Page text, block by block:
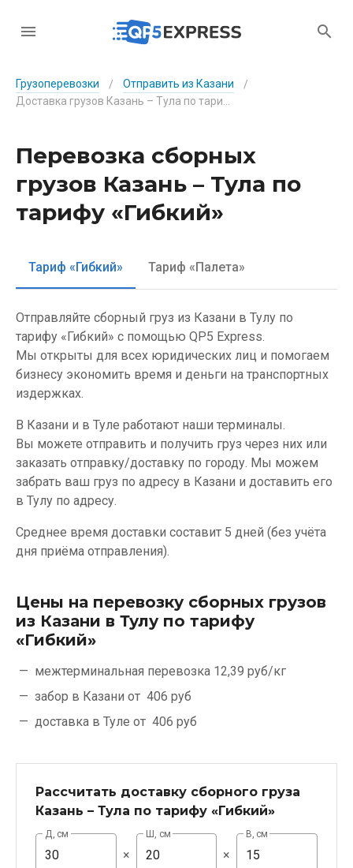
Грузоперевозки / Отправить из Казани
/
Перевозка сборных
грузов Казань – Тула по
тарифу «Гибкий»
Тариф «Гибкий» Тариф «Палета»
Отправляйте сборный груз из Казани в Тулу по
тарифу «Гибкий» с помощью QP5 Express.
Мы открыты для всех юридических лиц и помогаем
бизнесу экономить время и деньги на транспортных
издержках.
В Казани и в Туле работают наши терминалы.
Вы можете отправить и получить груз через них или
заказать отправку/доставку по городу. Мы можем
забрать ваш груз по адресу в Казани и доставить его
в Тулу по адресу.
Среднее время доставки составит 5 дней (без учёта
дня приёма отправления).
Цены на перевозку сборных грузов
из Казани в Тулу по тарифу
«Гибкий»
межтерминальная перевозка 12,39 руб/кг
забор в Казани от 406 руб
доставка в Туле от 406 руб
Рассчитать доставку сборного груза
Казань – Тула по тарифу «Гибкий»
Д, см
×
Ш, см
×
В, см